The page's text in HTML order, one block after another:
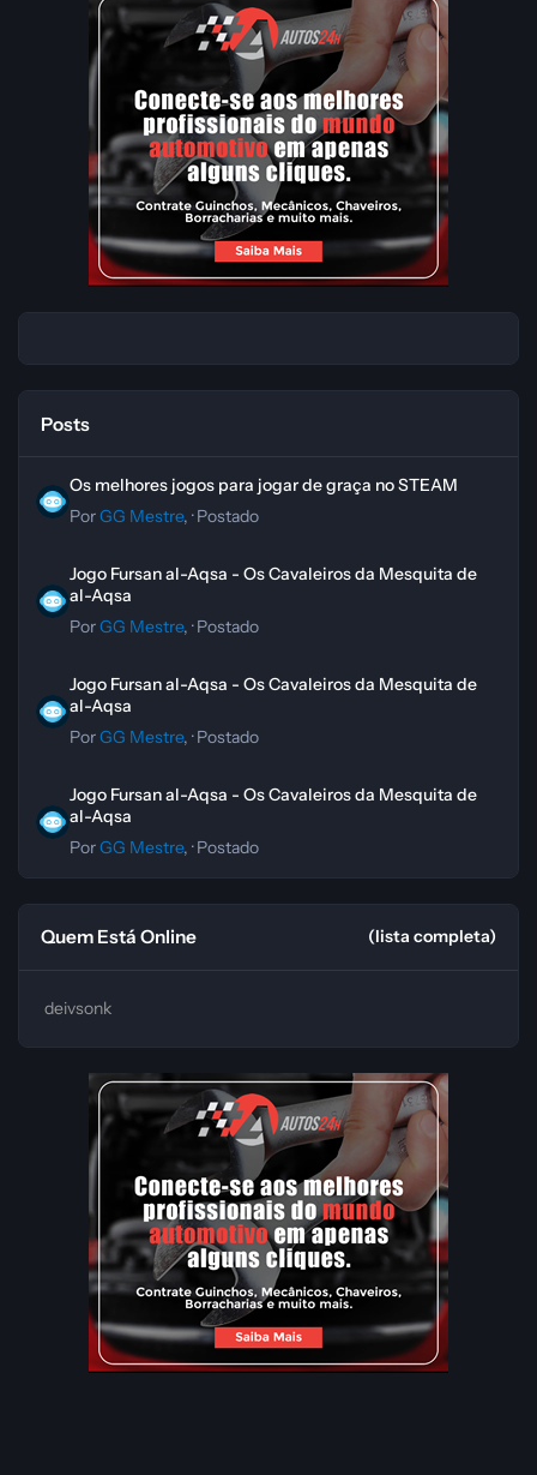
Posts
Os melhores jogos para jogar de graça no STEAM
PorGG Mestre, ·Postado
Jogo Fursan al-Aqsa - Os Cavaleiros da Mesquita de
al-Aqsa
PorGG Mestre, ·Postado
Jogo Fursan al-Aqsa - Os Cavaleiros da Mesquita de
al-Aqsa
PorGG Mestre, ·Postado
Jogo Fursan al-Aqsa - Os Cavaleiros da Mesquita de
al-Aqsa
PorGG Mestre, ·Postado
Quem Está Online (lista completa)
deivsonk